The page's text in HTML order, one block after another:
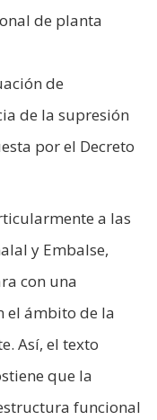
de planta
de
de la supresión
por el Decreto
a las
y Embalse,
con una
el ámbito de la
Así, el texto
que la
funcional